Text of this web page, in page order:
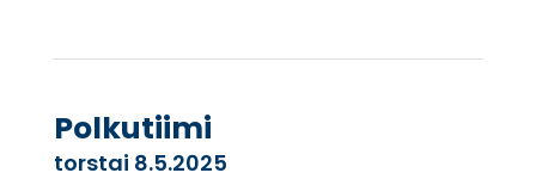
Polkutiimi
torstai 8.5.2025